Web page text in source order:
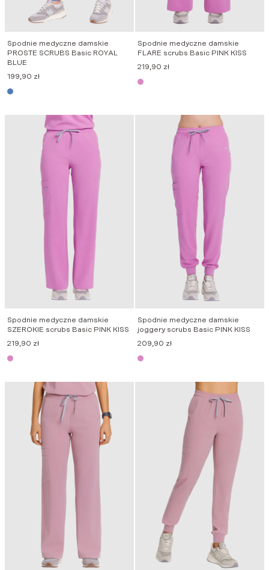
Spodnie medyczne damskie
PROSTE SCRUBS Basic ROYAL
BLUE
199,90 zł
Spodnie medyczne damskie
FLARE scrubs Basic PINK KISS
219,90 zł
Spodnie medyczne damskie
SZEROKIE scrubs Basic PINK KISS
219,90 zł
Spodnie medyczne damskie
joggery scrubs Basic PINK KISS
209,90 zł